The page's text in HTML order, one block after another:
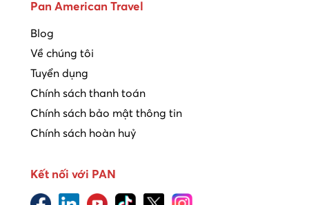
Pan American Travel
Blog
Về chúng tôi
Tuyển dụng
Chính sách thanh toán
Chính sách bảo mật thông tin
Chính sách hoàn huỷ
Kết nối với PAN